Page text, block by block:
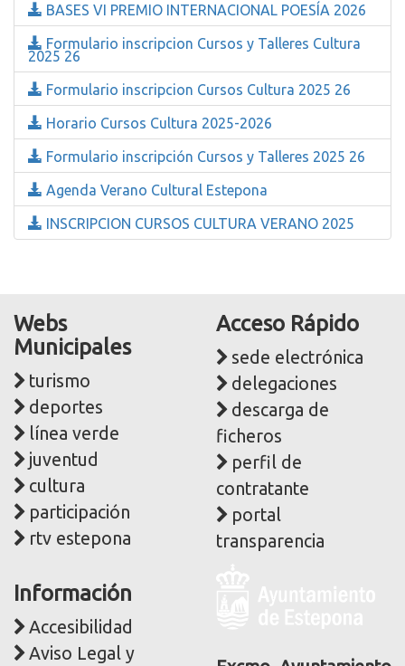
BASES VI PREMIO INTERNACIONAL POESÍA 2026
Formulario inscripcion Cursos y Talleres Cultura
2025 26
Formulario inscripcion Cursos Cultura 2025 26
Horario Cursos Cultura 2025-2026
Formulario inscripción Cursos y Talleres 2025 26
Agenda Verano Cultural Estepona
INSCRIPCION CURSOS CULTURA VERANO 2025
Webs
Municipales
turismo
deportes
línea verde
juventud
cultura
participación
rtv estepona
Acceso Rápido
sede electrónica
delegaciones
descarga de
ficheros
perfil de
contratante
portal
transparencia
Información
Accesibilidad
Aviso Legal y